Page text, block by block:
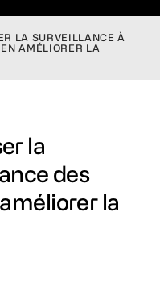
LA SURVEILLANCE À
AMÉLIORER LA
la
des
la